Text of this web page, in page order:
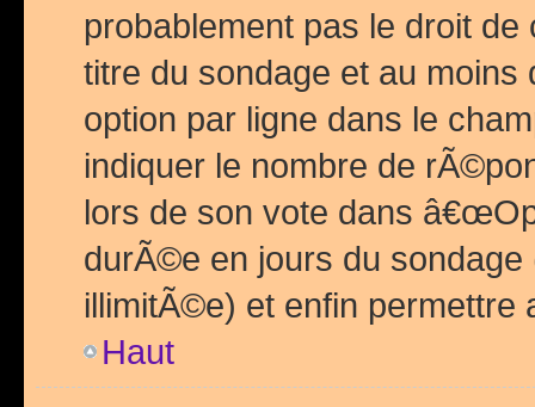
probablement pas le droit
titre du sondage et au
option par ligne dans le
indiquer le nombre de
lors de son vote dans
durÃ©e en jours du
illimitÃ©e) et enfin permettre
Haut